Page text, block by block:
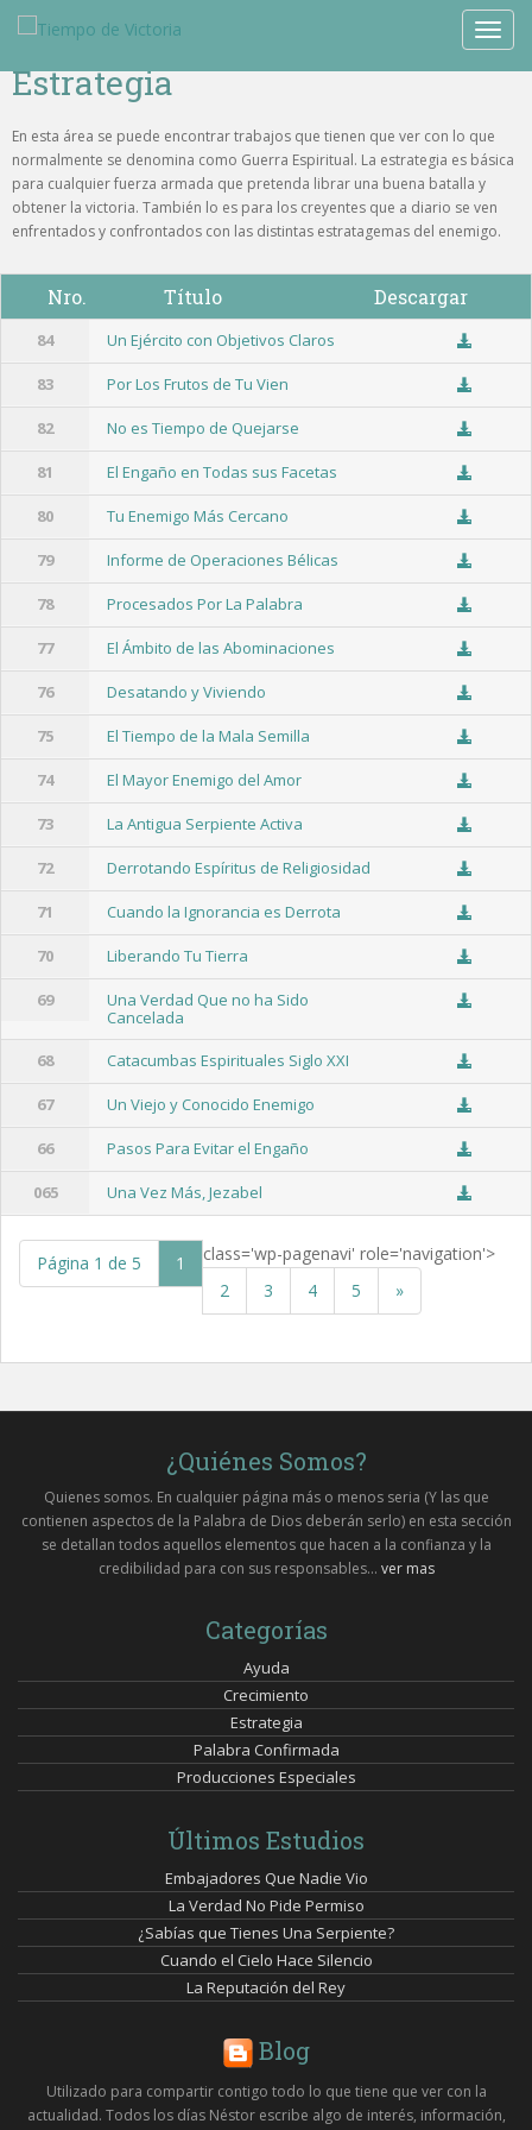
Estrategia
En esta área se puede encontrar trabajos que tienen que ver con lo que
normalmente se denomina como Guerra Espiritual. La estrategia es básica
para cualquier fuerza armada que pretenda librar una buena batalla y
obtener la victoria. También lo es para los creyentes que a diario se ven
enfrentados y confrontados con las distintas estratagemas del enemigo.
Nro. Título Descargar
84 Un Ejército con Objetivos Claros
83 Por Los Frutos de Tu Vien
82 No es Tiempo de Quejarse
81 El Engaño en Todas sus Facetas
80 Tu Enemigo Más Cercano
79 Informe de Operaciones Bélicas
78 Procesados Por La Palabra
77 El Ámbito de las Abominaciones
76 Desatando y Viviendo
75 El Tiempo de la Mala Semilla
74 El Mayor Enemigo del Amor
73 La Antigua Serpiente Activa
72 Derrotando Espíritus de Religiosidad
71 Cuando la Ignorancia es Derrota
70 Liberando Tu Tierra
69
Una Verdad Que no ha Sido
Cancelada
68
Catacumbas Espirituales Siglo XXI
67 Un Viejo y Conocido Enemigo
66 Pasos Para Evitar el Engaño
065 Una Vez Más, Jezabel
class='wp-pagenavi' role='navigation'>
Página 1 de 5
1
2
3 4 5 »
¿Quiénes Somos?
Quienes somos. En cualquier página más o menos seria (Y las que
contienen aspectos de la Palabra de Dios deberán serlo) en esta sección
se detallan todos aquellos elementos que hacen a la confianza y la
credibilidad para con sus responsables... ver mas
Categorías
Ayuda
Crecimiento
Estrategia
Palabra Confirmada
Producciones Especiales
Últimos Estudios
Embajadores Que Nadie Vio
La Verdad No Pide Permiso
¿Sabías que Tienes Una Serpiente?
Cuando el Cielo Hace Silencio
La Reputación del Rey
Blog
Utilizado para compartir contigo todo lo que tiene que ver con la
actualidad. Todos los días Néstor escribe algo de interés, información,